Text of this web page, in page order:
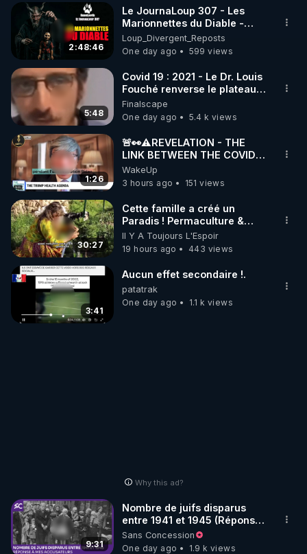
▶ 30 jours gratuit sur l’application de méditation et
de bien-être ENVOL :
Rendez-vous sur https://www.envol.app/code
le code : REGENERE
2:48:46
Le JournaLoup 307 - Les
Marionnettes du Diable -
Loup Divergent 2026.08.07
Loup_Divergent_Reposts
One day ago
599 views
5:48
Covid 19 : 2021 - Le Dr. Louis
Fouché renverse le plateau
de CNews !
Finalscape
One day ago
5.4 k views
1:26
🚨👀⚠️REVELATION - THE
LINK BETWEEN THE COVID
VACCINE AND CANCER -LIEN
VACCIN COVID ET CANCER
WakeUp
3 hours ago
151 views
30:27
Cette famille a créé un
Paradis ! Permaculture &
Autonomie
Il Y A Toujours L'Espoir
19 hours ago
443 views
3:41
Aucun effet secondaire !.
patatrak
One day ago
1.1 k views
Why this ad?
9:31
Nombre de juifs disparus
entre 1941 et 1945 (Réponse
à mes accusateurs)
Sans Concession
One day ago
1.9 k views